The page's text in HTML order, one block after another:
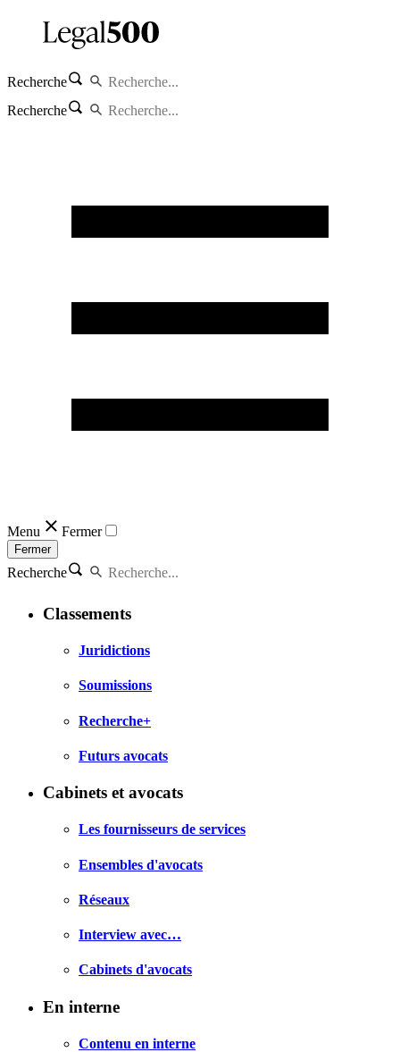
Recherche
Recherche
Menu Fermer
Fermer
Recherche
Classements
Juridictions
Soumissions
Recherche+
Futurs avocats
Cabinets et avocats
Les fournisseurs de services
Ensembles d'avocats
Réseaux
Interview avec…
Cabinets d'avocats
En interne
Contenu en interne